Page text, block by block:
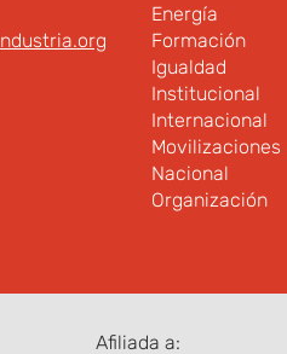
Energía
Formación
Igualdad
Institucional
Internacional
Movilizaciones
Nacional
Organización
Afiliada a: